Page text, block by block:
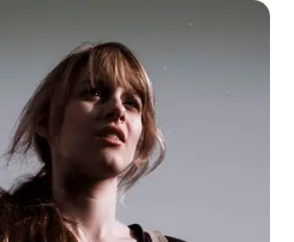
Megan Domani